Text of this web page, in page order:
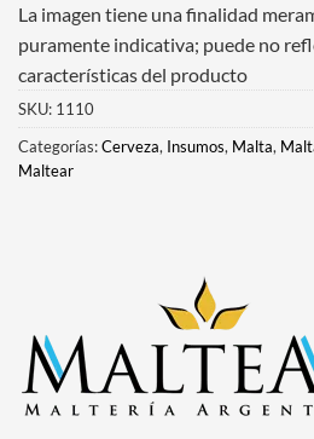
La imagen tiene una finalidad
puramente indicativa; puede no
características del producto
SKU: 1110
Categorías:Cerveza, Insumos, Malta,
Maltear